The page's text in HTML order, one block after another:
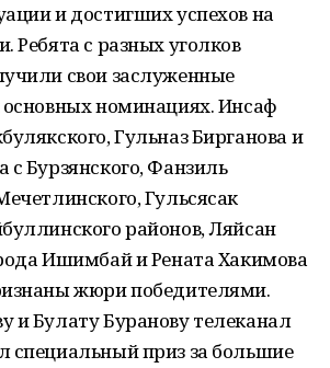
и достигших успехов на
Ребята с разных уголков
свои заслуженные
номинациях. Инсаф
Гульназ Бирганова и
Бурзянского, Фанзиль
Гульсясак
районов, Ляйсан
Ишимбай и Рената Хакимова
жюри победителями.
и Булату Буранову телеканал
специальный приз за большие